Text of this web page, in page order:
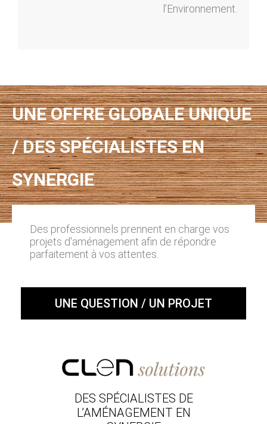
l’Environnement.
UNE OFFRE GLOBALE UNIQUE
/ DES SPÉCIALISTES EN
SYNERGIE
Des professionnels prennent en charge vos
projets d'aménagement afin de répondre
parfaitement à vos attentes.
UNE QUESTION / UN PROJET
DES SPÉCIALISTES DE
L’AMÉNAGEMENT EN